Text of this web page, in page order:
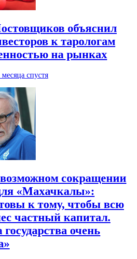
объяснил
к тарологам
на рынках
месяца спустя
сокращении
«Махачкалы»:
к тому, чтобы всю
частный капитал.
очень